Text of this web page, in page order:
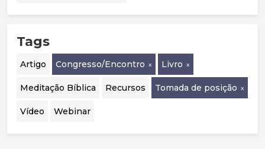
Tags
Artigo Congresso/Encontro Livro
Meditação Bíblica Recursos Tomada de posição
Vídeo Webinar